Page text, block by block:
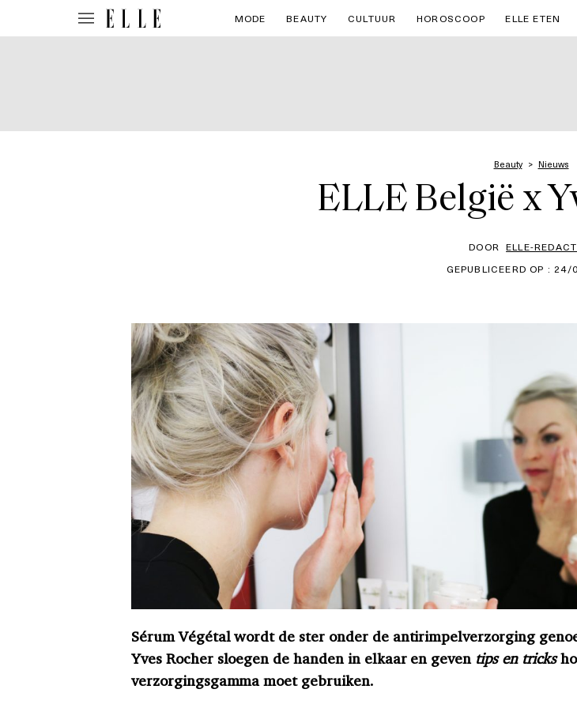
MODE BEAUTY CULTUUR HOROSCOOP ELLE ETEN
Beauty Nieuws
ELLE België x
DOOR ELLE-
GEPUBLICEERD OP :
Sérum Végétal wordt de ster onder de antirimpelverzorging
Yves Rocher sloegen de handen in elkaar en geven tips en tricks
verzorgingsgamma moet gebruiken.